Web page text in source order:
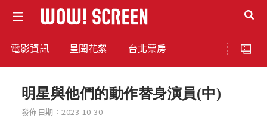
電影資訊 星聞花絮 台北票房
明星與他們的動作替身演員(中)
發佈日期：2023-10-30